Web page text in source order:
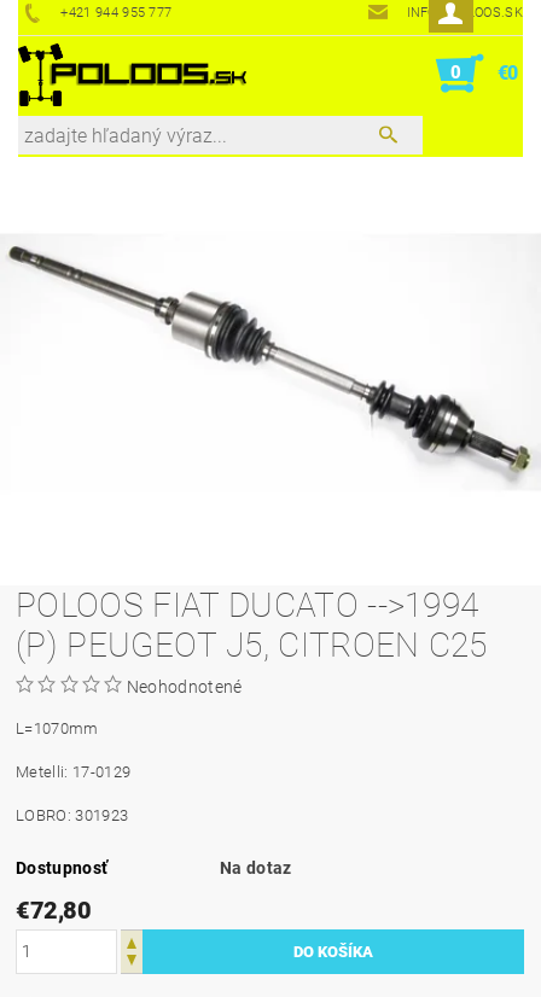
+421 944 955 777 INFO@POLOOS.SK
0 €0
POLOOS FIAT DUCATO -->1994
(P) PEUGEOT J5, CITROEN C25
Neohodnotené
L=1070mm
Metelli: 17-0129
LOBRO: 301923
Dostupnosť Na dotaz
€72,80